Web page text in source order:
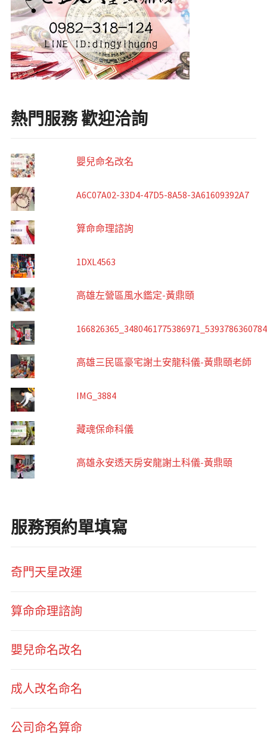
熱門服務 歡迎洽詢
嬰兒命名改名
A6C07A02-33D4-47D5-8A58-3A61609392A7
算命命理諮詢
1DXL4563
高雄左營區風水鑑定-黃鼎頤
高雄三民區豪宅謝土安龍科儀-黃鼎頤老師
IMG_3884
藏魂保命科儀
高雄永安透天房安龍謝土科儀-黃鼎頤
服務預約單填寫
奇門天星改運
算命命理諮詢
嬰兒命名改名
成人改名命名
公司命名算命